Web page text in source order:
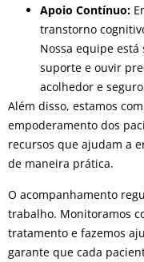
Apoio Contínuo:
transtorno
Nossa equipe
suporte e ouvir
acolhedor e
Além disso, estamos
empoderamento dos
recursos que ajudam a
de maneira prática.
O acompanhamento
trabalho. Monitoramos
tratamento e fazemos
garante que cada